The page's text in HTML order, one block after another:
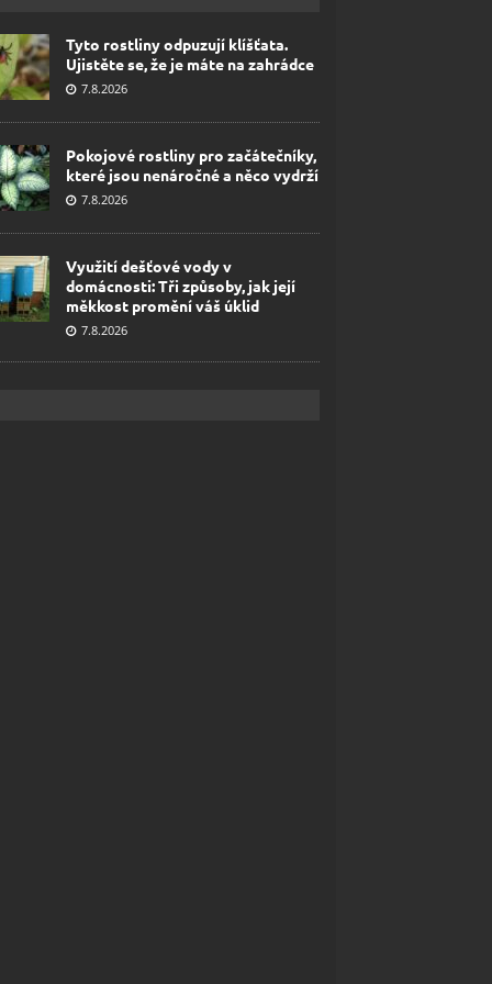
Tyto rostliny odpuzují klíšťata.
Ujistěte se, že je máte na zahrádce
7.8.2026
Pokojové rostliny pro začátečníky,
které jsou nenáročné a něco vydrží
7.8.2026
Využití dešťové vody v
domácnosti: Tři způsoby, jak její
měkkost promění váš úklid
7.8.2026